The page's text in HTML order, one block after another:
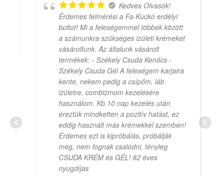
Kedves Olvasók!
Érdemes felmérési a Fa-Kuckó erdélyi
boltot! Mi a feleségemmel többek között
a számunkra szükséges izületi krémeket
vásároltunk. Az általunk vásárolt
termékek: - Székely Csuda Kenőcs -
Székely Csuda Gél A feleségem karjaira
kente, nekem pedig a csípőm, láb
izületre, combizmom kezelésére
használom. Kb.10 nap kezelés után
éreztük mindketten a pozitív hatást, ez
eddig használt más krémekkel szemben!
Érdemes ezt is kipróbálás, próbálják
meg, nem fognak csalódni, tényleg
CSUDA KRÉM és GÉL! 82 éves
nyugdíjas